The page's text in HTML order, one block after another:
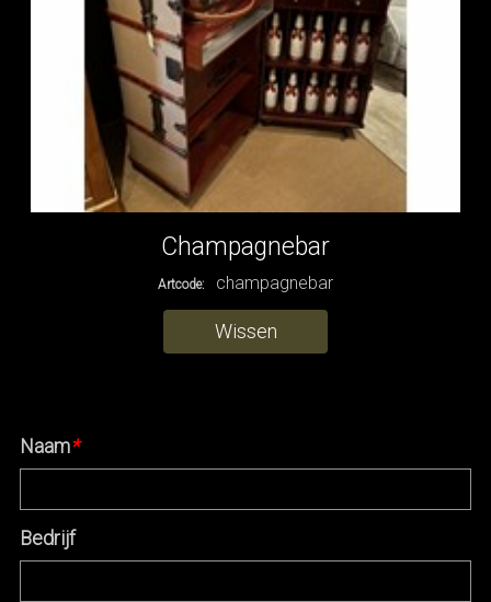
Champagnebar
Artcode: champagnebar
Wissen
Naam*
Bedrijf